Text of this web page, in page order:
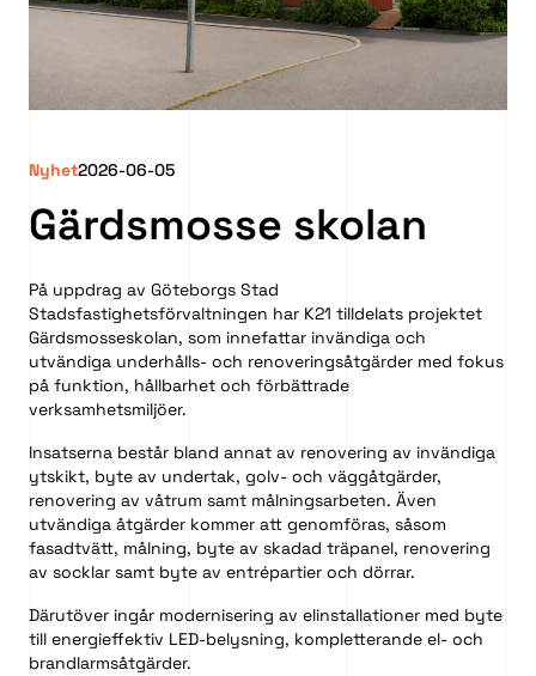
Nyhet2026-06-05
Gärdsmosse skolan
På uppdrag av Göteborgs Stad
Stadsfastighetsförvaltningen har K21 tilldelats projektet
Gärdsmosseskolan, som innefattar invändiga och
utvändiga underhålls- och renoveringsåtgärder med fokus
på funktion, hållbarhet och förbättrade
verksamhetsmiljöer.
Insatserna består bland annat av renovering av invändiga
ytskikt, byte av undertak, golv- och väggåtgärder,
renovering av våtrum samt målningsarbeten. Även
utvändiga åtgärder kommer att genomföras, såsom
fasadtvätt, målning, byte av skadad träpanel, renovering
av socklar samt byte av entrépartier och dörrar.
Därutöver ingår modernisering av elinstallationer med byte
till energieffektiv LED-belysning, kompletterande el- och
brandlarmsåtgärder.